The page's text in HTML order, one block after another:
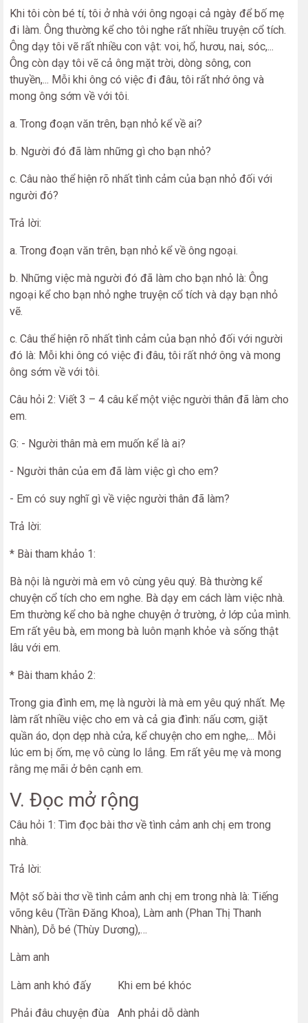
Khi tôi còn bé tí, tôi ở nhà với ông ngoại cả ngày để bố mẹ
đi làm. Ông thường kể cho tôi nghe rất nhiều truyện cổ tích.
Ông dạy tôi vẽ rất nhiều con vật: voi, hổ, hươu, nai, sóc,...
Ông còn dạy tôi vẽ cả ông mặt trời, dòng sông, con
thuyền,... Mỗi khi ông có việc đi đâu, tôi rất nhớ ông và
mong ông sớm về với tôi.
a. Trong đoạn văn trên, bạn nhỏ kể về ai?
b. Người đó đã làm những gì cho bạn nhỏ?
c. Câu nào thể hiện rõ nhất tình cảm của bạn nhỏ đối với
người đó?
Trả lời:
a. Trong đoạn văn trên, bạn nhỏ kể về ông ngoại.
b. Những việc mà người đó đã làm cho bạn nhỏ là: Ông
ngoại kể cho bạn nhỏ nghe truyện cổ tích và dạy bạn nhỏ
vẽ.
c. Câu thể hiện rõ nhất tình cảm của bạn nhỏ đối với người
đó là: Mỗi khi ông có việc đi đâu, tôi rất nhớ ông và mong
ông sớm về với tôi.
Câu hỏi 2: Viết 3 – 4 câu kể một việc người thân đã làm cho
em.
G: - Người thân mà em muốn kể là ai?
- Người thân của em đã làm việc gì cho em?
- Em có suy nghĩ gì về việc người thân đã làm?
Trả lời:
* Bài tham khảo 1:
Bà nội là người mà em vô cùng yêu quý. Bà thường kể
chuyện cổ tích cho em nghe. Bà dạy em cách làm việc nhà.
Em thường kể cho bà nghe chuyện ở trường, ở lớp của mình.
Em rất yêu bà, em mong bà luôn mạnh khỏe và sống thật
lâu với em.
* Bài tham khảo 2:
Trong gia đình em, mẹ là người là mà em yêu quý nhất. Mẹ
làm rất nhiều việc cho em và cả gia đình: nấu cơm, giặt
quần áo, dọn dẹp nhà cửa, kể chuyện cho em nghe,... Mỗi
lúc em bị ốm, mẹ vô cùng lo lắng. Em rất yêu mẹ và mong
rằng mẹ mãi ở bên cạnh em.
V. Đọc mở rộng
Câu hỏi 1: Tìm đọc bài thơ về tình cảm anh chị em trong
nhà.
Trả lời:
Một số bài thơ về tình cảm anh chị em trong nhà là: Tiếng
võng kêu (Trần Đăng Khoa), Làm anh (Phan Thị Thanh
Nhàn), Dỗ bé (Thùy Dương),…
Làm anh
Làm anh khó đấy
Phải đâu chuyện đùa
Khi em bé khóc
Anh phải dỗ dành